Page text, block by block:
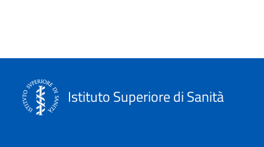
Opuscoli
Other publications
Istituto Superiore di Sanità